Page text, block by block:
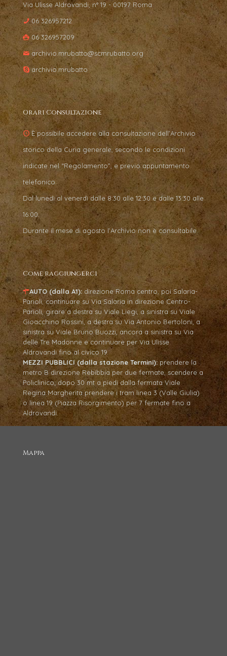
Via Ulisse Aldrovandi, n° 19 - 00197 Roma
06 326957212
06 326957209
archivio.mrubatto@scmrubatto.org
archivio.mrubatto
Orari Consultazione
È possibile accedere alla consultazione dell’Archivio
storico della Curia generale, secondo le condizioni
indicate nel “Regolamento”, e previo appuntamento
telefonico.
Dal lunedì al venerdì dalle 8:30 alle 12:30 e dalle 13:30 alle
16:00.
Durante il mese di agosto l’Archivio non è consultabile.
Come raggiungerci
AUTO (dalla A1): direzione Roma centro, poi Salaria-
Parioli, continuare su Via Salaria in direzione Centro-
Parioli, girare a destra su Viale Liegi, a sinistra su Viale
Gioacchino Rossini, a destra su Via Antonio Bertoloni, a
sinistra su Viale Bruno Buozzi, ancora a sinistra su Via
delle Tre Madonne e continuare per Via Ulisse
Aldrovandi fino al civico 19.
MEZZI PUBBLICI (dalla stazione Termini): prendere la
metro B direzione Rebibbia per due fermate, scendere a
Policlinico; dopo 30 mt a piedi dalla fermata Viale
Regina Margherita prendere i tram linea 3 (Valle Giulia)
o linea 19 (Piazza Risorgimento) per 7 fermate fino a
Aldrovandi.
Mappa